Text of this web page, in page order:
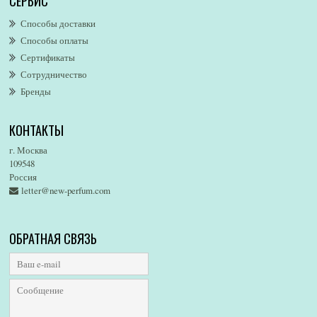
Alsayad
Altaia
Alvarez Gomez
Alviero Martini
Alyson Oldoini
American Eagle
Amore Segreto
Amorino
Amouage
Amzan
Andre D`Archer
Andrea Maack
Способы доставки
Способы оплаты
Сертификаты
Сотрудничество
Бренды
КОНТАКТЫ
г. Москва
109548
Россия
letter@new-perfum.com
ОБРАТНАЯ СВЯЗЬ